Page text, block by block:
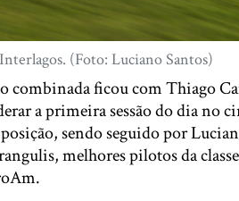
(Foto: Luciano Santos)
combinada ficou com Thiago
a primeira sessão do dia no
sendo seguido por
melhores pilotos da